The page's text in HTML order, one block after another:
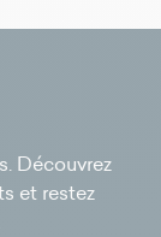
Découvrez
et restez